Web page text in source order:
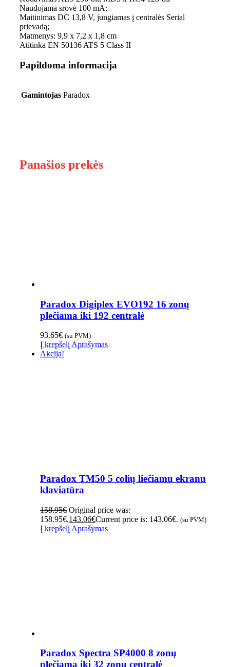
Naudojama srovė 100 mA;
Maitinimas DC 13,8 V, jungiamas į centralės Serial
prievadą;
Matmenys: 9,9 x 7,2 x 1,8 cm
Atitinka EN 50136 ATS 5 Class II
Papildoma informacija
Gamintojas Paradox
Panašios prekės
Paradox Digiplex EVO192 16 zonų
plečiama iki 192 centralė
93.65€ (su PVM)
Į krepšelį Aprašymas
Akcija!
Paradox TM50 5 colių liečiamu ekranu
klaviatūra
158.95€ Original price was:
158.95€.143.06€Current price is: 143.06€. (su PVM)
Į krepšelį Aprašymas
Paradox Spectra SP4000 8 zonų
plečiama iki 32 zonų centralė